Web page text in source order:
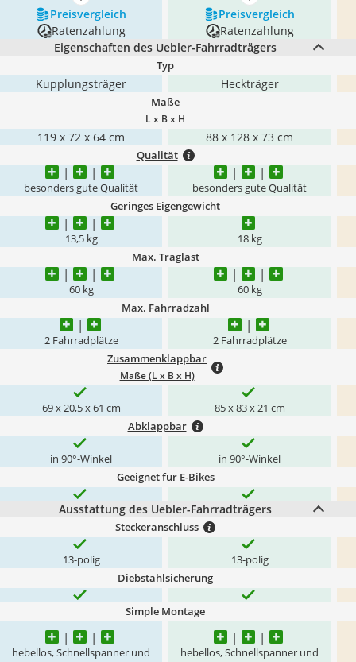
Preis­vergleich
Preis­vergleich
Ratenzahlung
Ratenzahlung
Eigenschaften des Uebler-Fahrradträgers
Typ
Kupplungsträger Heckträger
Maße
L x B x H
119 x 72 x 64 cm 88 x 128 x 73 cm
Qualität
besonders gute Qualität besonders gute Qualität
Geringes Eigengewicht
13,5 kg 18 kg
Max. Traglast
60 kg 60 kg
Max. Fahrradzahl
2 Fahrradplätze 2 Fahrradplätze
Zusammenklappbar
Maße (L x B x H)
69 x 20,5 x 61 cm 85 x 83 x 21 cm
Abklappbar
in 90°-Winkel in 90°-Winkel
Geeignet für E-Bikes
Ausstattung des Uebler-Fahrradträgers
Steckeranschluss
13-polig 13-polig
Diebstahlsicherung
Simple Montage
hebellos, Schnellspanner und
hebellos, Schnellspanner und